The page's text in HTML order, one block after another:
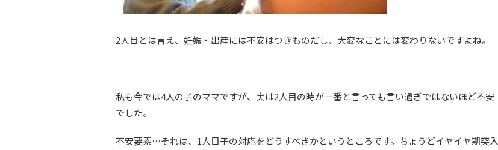
2人目とは言え、妊娠・出産には不安はつきものだし、大変なことには変わりないですよね。
私も今では4人の子のママですが、実は2人目の時が一番と言っても言い過ぎではないほど不安
でした。
不安要素…それは、1人目子の対応をどうすべきかというところです。ちょうどイヤイヤ期突入